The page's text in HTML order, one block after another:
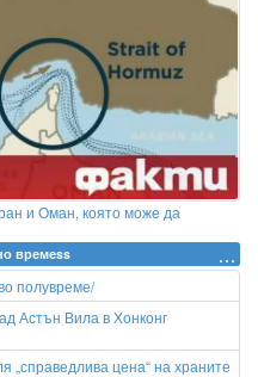
и Оман, която може да
времеss
полувреме/
Астън Вила в Хонконг
„справедлива цена“ на храните